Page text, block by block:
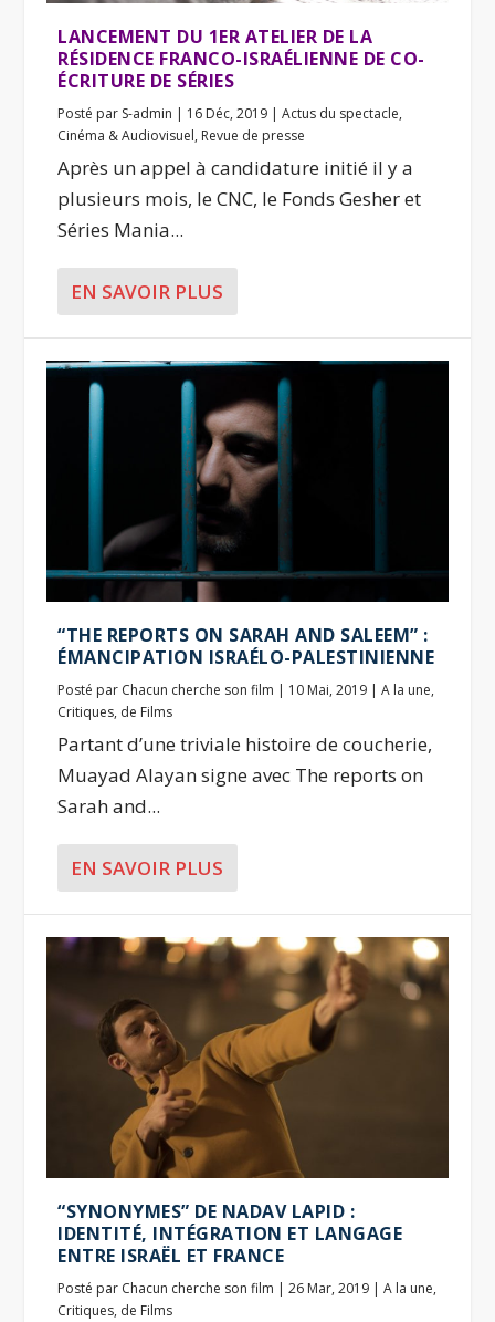
LANCEMENT DU 1ER ATELIER DE LA
RÉSIDENCE FRANCO-ISRAÉLIENNE DE CO-
ÉCRITURE DE SÉRIES
Posté par S-admin 16 Déc, 2019 |Actus du spectacle,
Cinéma & Audiovisuel, Revue de presse
Après un appel à candidature initié il y a
plusieurs mois, le CNC, le Fonds Gesher et
Séries Mania...
EN SAVOIR PLUS
“THE REPORTS ON SARAH AND SALEEM” :
ÉMANCIPATION ISRAÉLO-PALESTINIENNE
Posté par Chacun cherche son film | 10 Mai, 2019 |A la une,
Critiques, de Films
Partant d’une triviale histoire de coucherie,
Muayad Alayan signe avec The reports on
Sarah and...
EN SAVOIR PLUS
“SYNONYMES” DE NADAV LAPID :
IDENTITÉ, INTÉGRATION ET LANGAGE
ENTRE ISRAËL ET FRANCE
Posté par Chacun cherche son film |26 Mar, 2019 |A la une,
Critiques, de Films